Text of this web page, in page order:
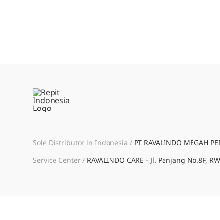
Sole Distributor in Indonesia / PT RAVALINDO MEGAH
Service Center / RAVALINDO CARE - Jl. Panjang No.8F,